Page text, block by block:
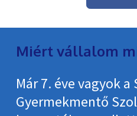
Miért vállalom
Már 7. éve vagyok
Gyermekmentő